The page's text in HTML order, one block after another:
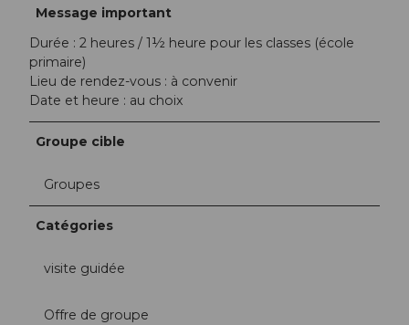
Message important
Durée : 2 heures / 1½ heure pour les classes (école
primaire)
Lieu de rendez-vous : à convenir
Date et heure : au choix
Groupe cible
Groupes
Catégories
visite guidée
Offre de groupe